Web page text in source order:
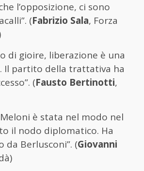
l’opposizione, ci sono
(Fabrizio Sala, Forza
di gioire, liberazione è una
Il partito della trattativa ha
(Fausto Bertinotti,
è stata nel modo nel
il nodo diplomatico. Ha
da Berlusconi”. (Giovanni